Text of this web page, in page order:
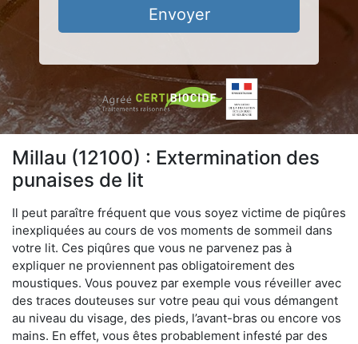
Envoyer
Millau (12100) : Extermination des
punaises de lit
Il peut paraître fréquent que vous soyez victime de piqûres
inexpliquées au cours de vos moments de sommeil dans
votre lit. Ces piqûres que vous ne parvenez pas à
expliquer ne proviennent pas obligatoirement des
moustiques. Vous pouvez par exemple vous réveiller avec
des traces douteuses sur votre peau qui vous démangent
au niveau du visage, des pieds, l’avant-bras ou encore vos
mains. En effet, vous êtes probablement infesté par des